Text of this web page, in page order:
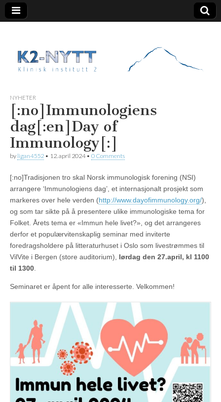
K2 Nytt
NYHETER
[:no]Immunologiens
dag[:en]Day of
Immunology[:]
by ligan4552 • 12. april 2024• 0 Comments
[:no]Tradisjonen tro skal Norsk immunologisk forening (NSI)
arrangere ‘Immunologiens dag’, et internasjonalt prosjekt som
markeres over hele verden (http://www.dayofimmunology.org/),
og som tar sikte på å presentere ulike immunologiske tema for
Folket. Årets tema er «Immun hele livet?», og det arrangeres
derfor et populærvitenskaplig seminar med inviterte
foredragsholdere på litteraturhuset i Oslo som livestrømmes til
VilVite i Bergen (store auditorium), lørdag den 27.april, kl 1100
til 1300.
Seminaret er åpent for alle interesserte. Velkommen!